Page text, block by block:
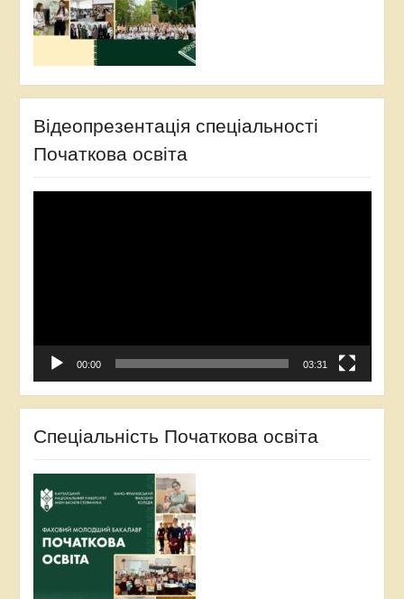
Відеопрезентація спеціальності
Початкова освіта
00:00 03:31
Спеціальність Початкова освіта